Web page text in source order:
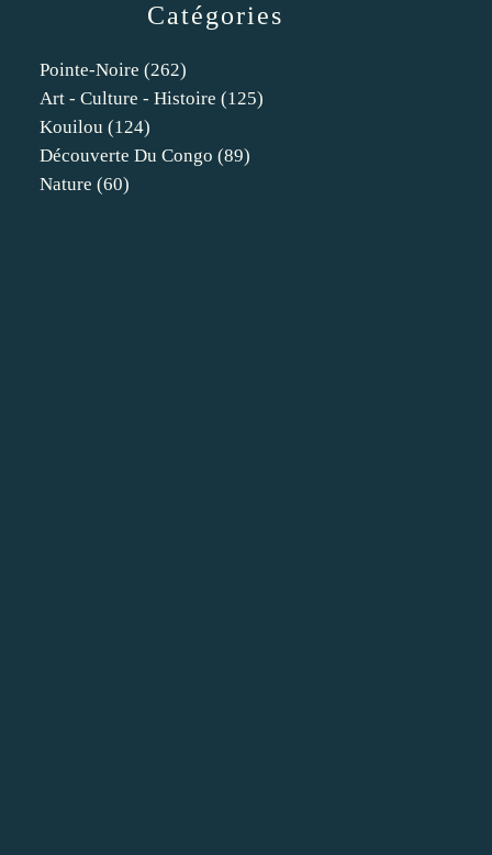
Catégories
Pointe-Noire (262)
Art - Culture - Histoire (125)
Kouilou (124)
Découverte Du Congo (89)
Nature (60)